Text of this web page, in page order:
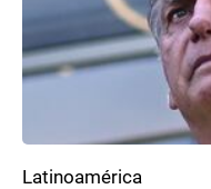
Latinoamérica